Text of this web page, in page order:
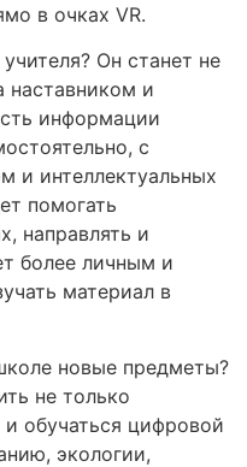
в очках VR.
Он станет не
наставником и
информации
с
и интеллектуальных
помогать
направлять и
более личным и
материал в
новые предметы?
не только
обучаться цифровой
экологии,